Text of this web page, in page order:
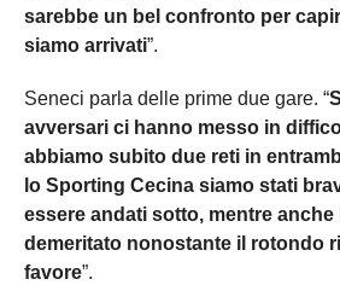
sarebbe un bel confronto per
siamo arrivati”.
Seneci parla delle prime due gare. “
avversari ci hanno messo in
abbiamo subito due reti in
lo Sporting Cecina siamo stati
essere andati sotto, mentre anche
demeritato nonostante il rotondo
favore”.